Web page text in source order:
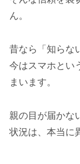
ん。
昔なら「知らな
今はスマホとい
まいます。
親の目が届かな
状況は、本当に